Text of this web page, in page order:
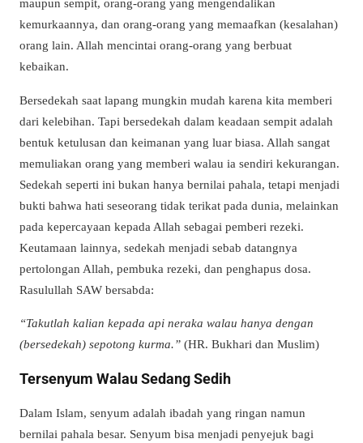
maupun sempit, orang-orang yang mengendalikan
kemurkaannya, dan orang-orang yang memaafkan (kesalahan)
orang lain. Allah mencintai orang-orang yang berbuat
kebaikan.
Bersedekah saat lapang mungkin mudah karena kita memberi
dari kelebihan. Tapi bersedekah dalam keadaan sempit adalah
bentuk ketulusan dan keimanan yang luar biasa. Allah sangat
memuliakan orang yang memberi walau ia sendiri kekurangan.
Sedekah seperti ini bukan hanya bernilai pahala, tetapi menjadi
bukti bahwa hati seseorang tidak terikat pada dunia, melainkan
pada kepercayaan kepada Allah sebagai pemberi rezeki.
Keutamaan lainnya, sedekah menjadi sebab datangnya
pertolongan Allah, pembuka rezeki, dan penghapus dosa.
Rasulullah SAW bersabda:
“Takutlah kalian kepada api neraka walau hanya dengan
(bersedekah) sepotong kurma.” (HR. Bukhari dan Muslim)
Tersenyum Walau Sedang Sedih
Dalam Islam, senyum adalah ibadah yang ringan namun
bernilai pahala besar. Senyum bisa menjadi penyejuk bagi